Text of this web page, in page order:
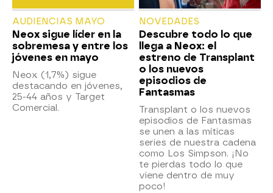
AUDIENCIAS MAYO
Neox sigue líder en la
sobremesa y entre los
jóvenes en mayo
Neox (1,7%) sigue
destacando en jóvenes,
25-44 años y Target
Comercial.
NOVEDADES
Descubre todo lo que
llega a Neox: el
estreno de Transplant
o los nuevos
episodios de
Fantasmas
Transplant o los nuevos
episodios de Fantasmas
se unen a las míticas
series de nuestra cadena
como Los Simpson. ¡No
te pierdas todo lo que
viene dentro de muy
poco!